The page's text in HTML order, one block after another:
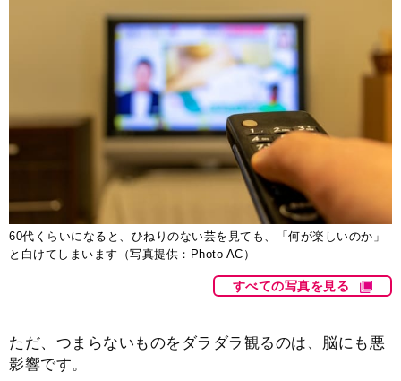
60代くらいになると、ひねりのない芸を見ても、「何が楽しいのか」
と白けてしまいます（写真提供：Photo AC）
すべての写真を見る
ただ、つまらないものをダラダラ観るのは、脳にも悪
影響です。